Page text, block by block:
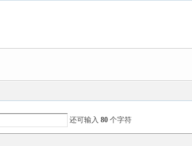
还可输入 80 个字符